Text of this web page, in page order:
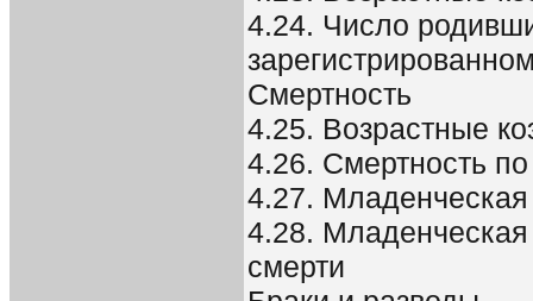
4.24. Число
Смертность
4.25. Возрастные
4.26. Смертность
4.27. Младенческая
4.28.
смерти